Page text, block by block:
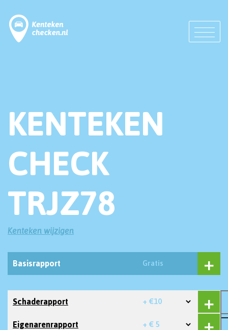
KENTEKEN
CHECK
TRJZ78
Kenteken wijzigen
Basisrapport Gratis
Schaderapport + €10
Eigenarenrapport + € 5